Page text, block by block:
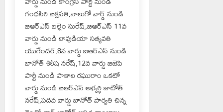
గంధసిరి బిక్షపతి,నాలుగో వార్డ్ నుండి
బిఆర్ఎస్ బల్లెం సురేష్,బిఆర్ఎస్ 11వ
వార్డు నుండి లావుడియా సత్యవతి
యుగేందర్,8వ వార్డు బిఆర్ఎస్ నుండి
బానోత్ శిరీష నరేష్,12వ వార్డు బిజెపి
పార్టీ నుండి పాకాల రఘురాం ఒకటో
వార్డు నుండి బిఆర్ఎస్ అభ్యర్థి జాటోత్
నరేష్,పదవ వార్డు బానోత్ పార్వతి చిన్న